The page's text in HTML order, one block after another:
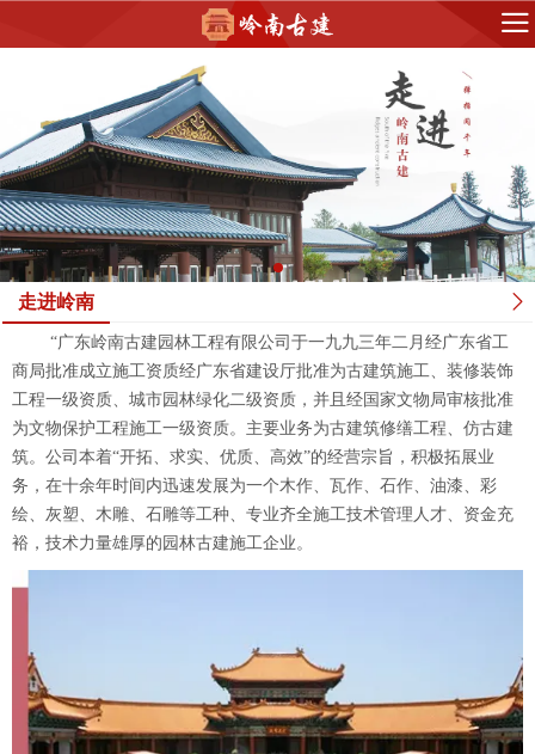
走进岭南
“广东岭南古建园林工程有限公司于一九九三年二月经广东省工
商局批准成立施工资质经广东省建设厅批准为古建筑施工、装修装饰
工程一级资质、城市园林绿化二级资质，并且经国家文物局审核批准
为文物保护工程施工一级资质。主要业务为古建筑修缮工程、仿古建
筑。公司本着“开拓、求实、优质、高效”的经营宗旨，积极拓展业
务，在十余年时间内迅速发展为一个木作、瓦作、石作、油漆、彩
绘、灰塑、木雕、石雕等工种、专业齐全施工技术管理人才、资金充
裕，技术力量雄厚的园林古建施工企业。